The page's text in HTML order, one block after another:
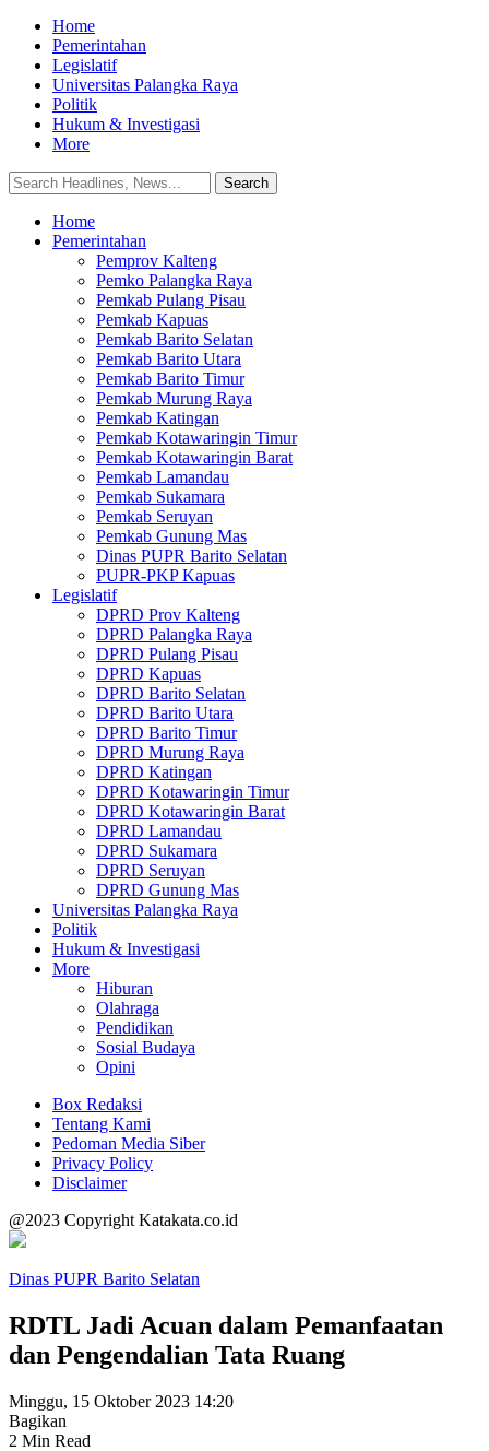
Home
Pemerintahan
Legislatif
Universitas Palangka Raya
Politik
Hukum & Investigasi
More
Home
Pemerintahan
Pemprov Kalteng
Pemko Palangka Raya
Pemkab Pulang Pisau
Pemkab Kapuas
Pemkab Barito Selatan
Pemkab Barito Utara
Pemkab Barito Timur
Pemkab Murung Raya
Pemkab Katingan
Pemkab Kotawaringin Timur
Pemkab Kotawaringin Barat
Pemkab Lamandau
Pemkab Sukamara
Pemkab Seruyan
Pemkab Gunung Mas
Dinas PUPR Barito Selatan
PUPR-PKP Kapuas
Legislatif
DPRD Prov Kalteng
DPRD Palangka Raya
DPRD Pulang Pisau
DPRD Kapuas
DPRD Barito Selatan
DPRD Barito Utara
DPRD Barito Timur
DPRD Murung Raya
DPRD Katingan
DPRD Kotawaringin Timur
DPRD Kotawaringin Barat
DPRD Lamandau
DPRD Sukamara
DPRD Seruyan
DPRD Gunung Mas
Universitas Palangka Raya
Politik
Hukum & Investigasi
More
Hiburan
Olahraga
Pendidikan
Sosial Budaya
Opini
Box Redaksi
Tentang Kami
Pedoman Media Siber
Privacy Policy
Disclaimer
@2023 Copyright Katakata.co.id
Dinas PUPR Barito Selatan
RDTL Jadi Acuan dalam Pemanfaatan
dan Pengendalian Tata Ruang
Minggu, 15 Oktober 2023 14:20
Bagikan
2 Min Read